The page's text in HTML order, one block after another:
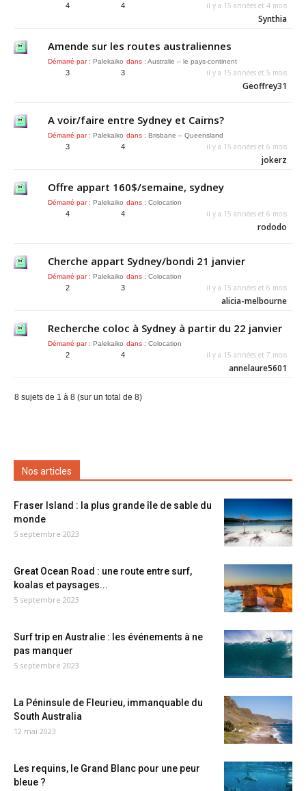
4 4 il y a 15 années et 4 mois
Synthia
Amende sur les routes australiennes
Démarré par : Palekaiko dans : Australie – le pays-continent
3 3 il y a 15 années et 5 mois
Geoffrey31
A voir/faire entre Sydney et Cairns?
Démarré par : Palekaiko dans : Brisbane – Queensland
3 4 il y a 15 années et 6 mois
jokerz
Offre appart 160$/semaine, sydney
Démarré par : Palekaiko dans : Colocation
4 4 il y a 15 années et 6 mois
rododo
Cherche appart Sydney/bondi 21 janvier
Démarré par : Palekaiko dans : Colocation
2 3 il y a 15 années et 6 mois
alicia-melbourne
Recherche coloc à Sydney à partir du 22 janvier
Démarré par : Palekaiko dans : Colocation
2 4 il y a 15 années et 7 mois
annelaure5601
8 sujets de 1 à 8 (sur un total de 8)
Nos articles
Fraser Island : la plus grande île de sable du
monde
5 septembre 2023
Great Ocean Road : une route entre surf,
koalas et paysages...
5 septembre 2023
Surf trip en Australie : les événements à ne
pas manquer
5 septembre 2023
La Péninsule de Fleurieu, immanquable du
South Australia
12 mai 2023
Les requins, le Grand Blanc pour une peur
bleue ?